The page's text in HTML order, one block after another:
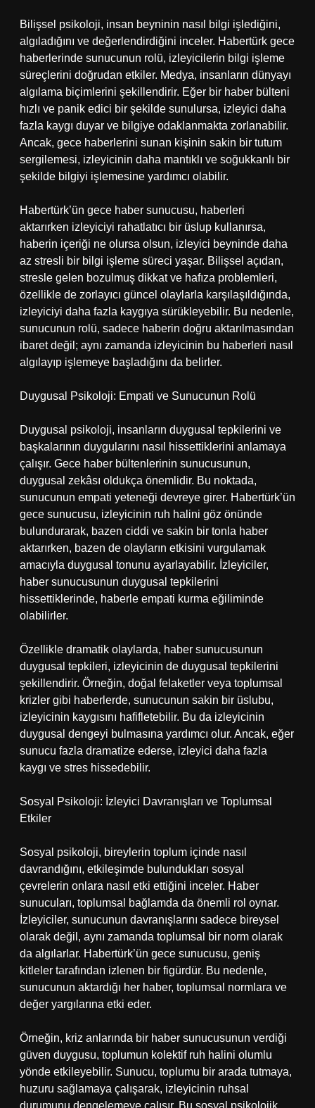
Bilişsel psikoloji, insan beyninin nasıl bilgi işlediğini,
algıladığını ve değerlendirdiğini inceler. Habertürk gece
haberlerinde sunucunun rolü, izleyicilerin bilgi işleme
süreçlerini doğrudan etkiler. Medya, insanların dünyayı
algılama biçimlerini şekillendirir. Eğer bir haber bülteni
hızlı ve panik edici bir şekilde sunulursa, izleyici daha
fazla kaygı duyar ve bilgiye odaklanmakta zorlanabilir.
Ancak, gece haberlerini sunan kişinin sakin bir tutum
sergilemesi, izleyicinin daha mantıklı ve soğukkanlı bir
şekilde bilgiyi işlemesine yardımcı olabilir.
Habertürk’ün gece haber sunucusu, haberleri
aktarırken izleyiciyi rahatlatıcı bir üslup kullanırsa,
haberin içeriği ne olursa olsun, izleyici beyninde daha
az stresli bir bilgi işleme süreci yaşar. Bilişsel açıdan,
stresle gelen bozulmuş dikkat ve hafıza problemleri,
özellikle de zorlayıcı güncel olaylarla karşılaşıldığında,
izleyiciyi daha fazla kaygıya sürükleyebilir. Bu nedenle,
sunucunun rolü, sadece haberin doğru aktarılmasından
ibaret değil; aynı zamanda izleyicinin bu haberleri nasıl
algılayıp işlemeye başladığını da belirler.
Duygusal Psikoloji: Empati ve Sunucunun Rolü
Duygusal psikoloji, insanların duygusal tepkilerini ve
başkalarının duygularını nasıl hissettiklerini anlamaya
çalışır. Gece haber bültenlerinin sunucusunun,
duygusal zekâsı oldukça önemlidir. Bu noktada,
sunucunun empati yeteneği devreye girer. Habertürk’ün
gece sunucusu, izleyicinin ruh halini göz önünde
bulundurarak, bazen ciddi ve sakin bir tonla haber
aktarırken, bazen de olayların etkisini vurgulamak
amacıyla duygusal tonunu ayarlayabilir. İzleyiciler,
haber sunucusunun duygusal tepkilerini
hissettiklerinde, haberle empati kurma eğiliminde
olabilirler.
Özellikle dramatik olaylarda, haber sunucusunun
duygusal tepkileri, izleyicinin de duygusal tepkilerini
şekillendirir. Örneğin, doğal felaketler veya toplumsal
krizler gibi haberlerde, sunucunun sakin bir üslubu,
izleyicinin kaygısını hafifletebilir. Bu da izleyicinin
duygusal dengeyi bulmasına yardımcı olur. Ancak, eğer
sunucu fazla dramatize ederse, izleyici daha fazla
kaygı ve stres hissedebilir.
Sosyal Psikoloji: İzleyici Davranışları ve Toplumsal
Etkiler
Sosyal psikoloji, bireylerin toplum içinde nasıl
davrandığını, etkileşimde bulundukları sosyal
çevrelerin onlara nasıl etki ettiğini inceler. Haber
sunucuları, toplumsal bağlamda da önemli rol oynar.
İzleyiciler, sunucunun davranışlarını sadece bireysel
olarak değil, aynı zamanda toplumsal bir norm olarak
da algılarlar. Habertürk’ün gece sunucusu, geniş
kitleler tarafından izlenen bir figürdür. Bu nedenle,
sunucunun aktardığı her haber, toplumsal normlara ve
değer yargılarına etki eder.
Örneğin, kriz anlarında bir haber sunucusunun verdiği
güven duygusu, toplumun kolektif ruh halini olumlu
yönde etkileyebilir. Sunucu, toplumu bir arada tutmaya,
huzuru sağlamaya çalışarak, izleyicinin ruhsal
durumunu dengelemeye çalışır. Bu sosyal psikolojik